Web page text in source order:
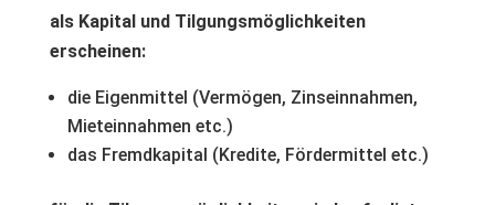
als Kapital und Tilgungsmöglichkeiten
erscheinen:
die Eigenmittel (Vermögen, Zinseinnahmen,
Mieteinnahmen etc.)
das Fremdkapital (Kredite, Fördermittel etc.)